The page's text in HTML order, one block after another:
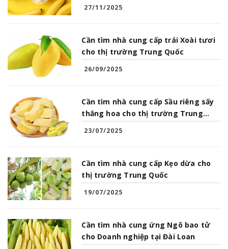
27/11/2025
Cần tìm nhà cung cấp trái Xoài tươi
cho thị trường Trung Quốc
26/09/2025
Cần tìm nhà cung cấp Sầu riêng sấy
thăng hoa cho thị trường Trung
23/07/2025
Cần tìm nhà cung cấp Kẹo dừa cho
thị trường Trung Quốc
19/07/2025
Cần tìm nhà cung ứng Ngô bao tử
cho Doanh nghiệp tại Đài Loan